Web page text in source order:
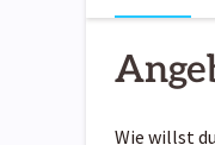
Wie willst